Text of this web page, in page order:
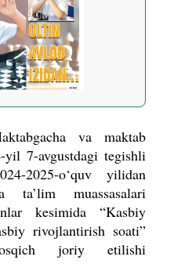
va maktab
7-avgustdagi tegishli
2025-o‘quv yilidan
ta’lim muassasalari
kesimida “Kasbiy
rivojlantirish soati”
joriy etilishi